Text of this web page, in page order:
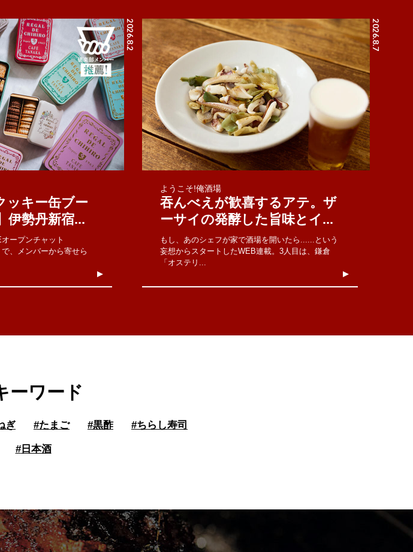
2026.8.2
ッキー缶ブー
伊勢丹新宿...
ープンチャット
、メンバーから寄せら
2026.8.7
ようこそ!俺酒場
吞んべえが歓喜するアテ。ザ
ーサイの発酵した旨味とイ...
もし、あのシェフが家で酒場を開いたら......という
妄想からスタートしたWEB連載。3人目は、鎌倉
「オステリ...
ーワード
ぎ #たまご #黒酢 #ちらし寿司
#日本酒